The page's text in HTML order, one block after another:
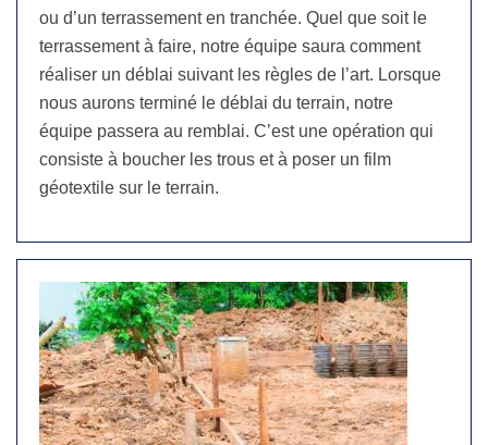
ou d’un terrassement en tranchée. Quel que soit le
terrassement à faire, notre équipe saura comment
réaliser un déblai suivant les règles de l’art. Lorsque
nous aurons terminé le déblai du terrain, notre
équipe passera au remblai. C’est une opération qui
consiste à boucher les trous et à poser un film
géotextile sur le terrain.